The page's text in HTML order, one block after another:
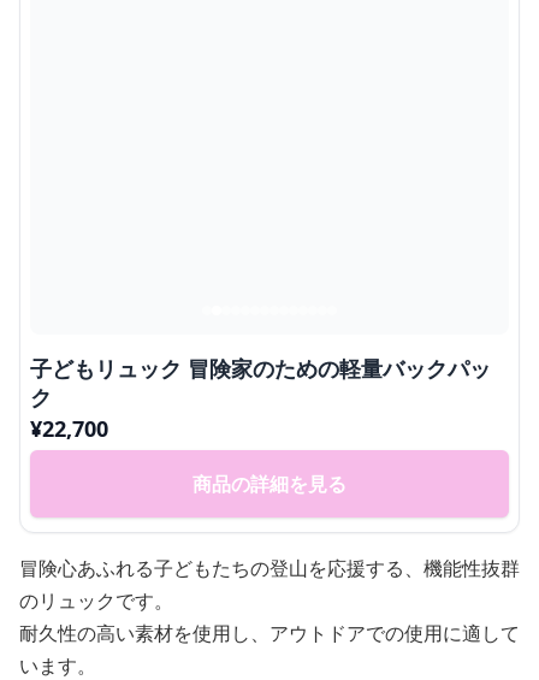
子どもリュック 冒険家のための軽量バックパッ
ク
¥22,700
商品の詳細を見る
冒険心あふれる子どもたちの登山を応援する、機能性抜群
のリュックです。
耐久性の高い素材を使用し、アウトドアでの使用に適して
います。